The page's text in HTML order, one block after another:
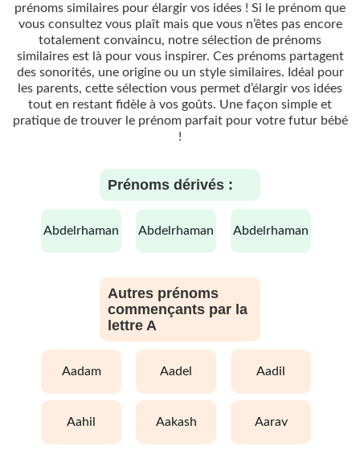
prénoms similaires pour élargir vos idées ! Si le prénom que
vous consultez vous plaît mais que vous n’êtes pas encore
totalement convaincu, notre sélection de prénoms
similaires est là pour vous inspirer. Ces prénoms partagent
des sonorités, une origine ou un style similaires. Idéal pour
les parents, cette sélection vous permet d’élargir vos idées
tout en restant fidèle à vos goûts. Une façon simple et
pratique de trouver le prénom parfait pour votre futur bébé
!
Prénoms dérivés :
abdelrhaman abdelrhaman abdelrhaman
Autres prénoms
commençants par la
lettre A
aadam aadel aadil
aahil aakash aarav